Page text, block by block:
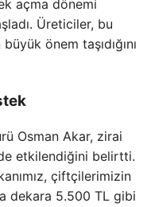
açma dönemi
Üreticiler, bu
önem taşıdığını
Osman Akar, zirai
etkilendiğini belirtti.
çiftçilerimizin
dekara 5.500 TL gibi